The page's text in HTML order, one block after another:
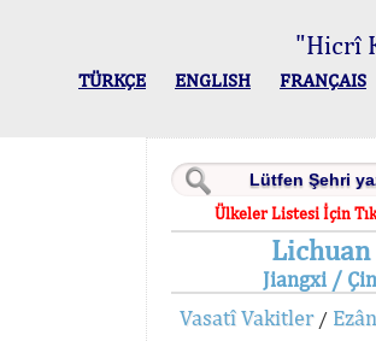
"Hicrî
TÜRKÇE ENGLISH FRANÇAIS
Ülkeler Listesi İçin
Lichuan
Jiangxi / Çin
Vasatî Vakitler/